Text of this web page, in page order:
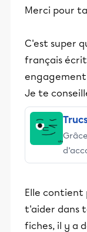
Merci pour
C'est super
français
Je te
Elle contient
t'aider dans
fiches, il y a